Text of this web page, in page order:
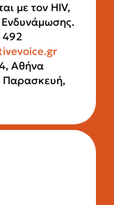
με τον HIV,
Ενδυνάμωσης.
492
Αθήνα
Παρασκευή,